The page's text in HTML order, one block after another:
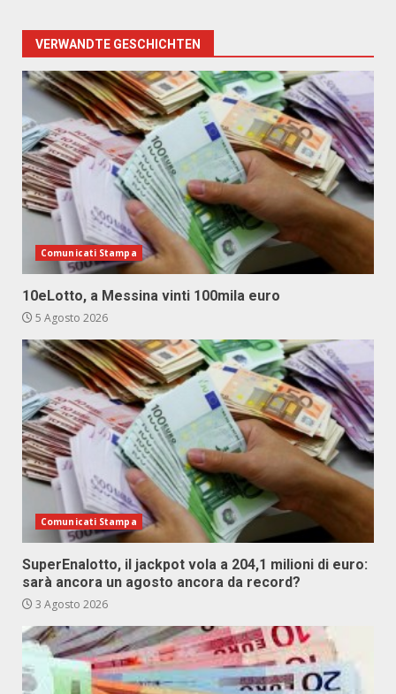
VERWANDTE GESCHICHTEN
Comunicati Stampa
10eLotto, a Messina vinti 100mila euro
5 Agosto 2026
Comunicati Stampa
SuperEnalotto, il jackpot vola a 204,1 milioni di euro:
sarà ancora un agosto ancora da record?
3 Agosto 2026